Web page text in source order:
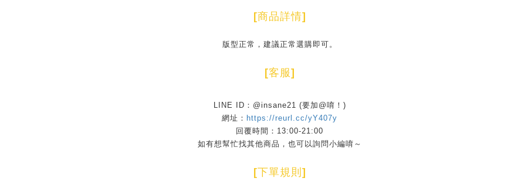
[商品詳情]
版型正常，建議正常選購即可。
[客服]
LINE ID：@insane21 (要加@唷！)
網址： https://reurl.cc/yY407y
回覆時間：13:00-21:00
如有想幫忙找其他商品，也可以詢問小編唷～
[下單規則 ]